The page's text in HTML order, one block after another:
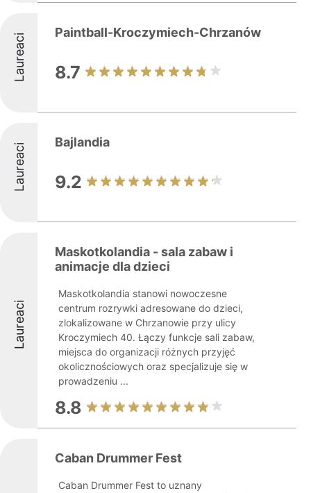
Laureaci Paintball-Kroczymiech-Chrzanów
8.7
Laureaci Bajlandia
9.2
Laureaci
Maskotkolandia - sala zabaw i
animacje dla dzieci
Maskotkolandia stanowi nowoczesne
centrum rozrywki adresowane do dzieci,
zlokalizowane w Chrzanowie przy ulicy
Kroczymiech 40. Łączy funkcje sali zabaw,
miejsca do organizacji różnych przyjęć
okolicznościowych oraz specjalizuje się w
prowadzeniu ...
8.8
Caban Drummer Fest
Caban Drummer Fest to uznany